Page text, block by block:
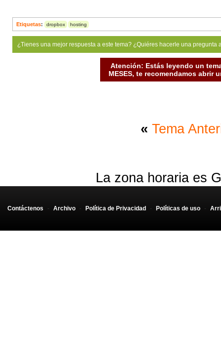
Etiquetas: dropbox hosting
¿Tienes una mejor respuesta a este tema? ¿Quiéres hacerle una
Atención: Estás leyendo un
MESES, te recomendamos abrir
« Tema
La zona horaria es
Contáctenos - Archivo - Política de Privacidad - Políticas de uso -